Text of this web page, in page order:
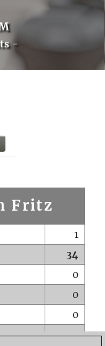
-
Fritz
1
34
0
0
0
0